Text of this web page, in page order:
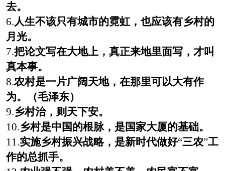
去。
6.人生不该只有城市的霓虹，也应该有乡村的
月光。
7.把论文写在大地上，真正来地里面写，才叫
真本事。
8.农村是一片广阔天地，在那里可以大有作
为。（毛泽东）
9.乡村治，则天下安。
10.乡村是中国的根脉，是国家大厦的基础。
11.实施乡村振兴战略，是新时代做好“三农”工
作的总抓手。